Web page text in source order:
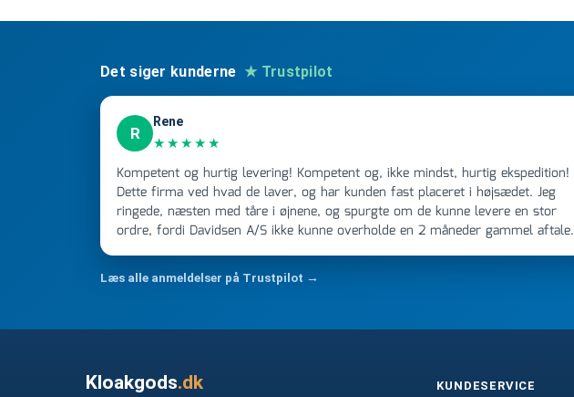
Det siger kunderne ★ Trustpilot
R
Rene
★★★★★
Kompetent og hurtig levering! Kompetent og, ikke mindst, hurtig ekspedition!
Dette firma ved hvad de laver, og har kunden fast placeret i højsædet. Jeg
ringede, næsten med tåre i øjnene, og spurgte om de kunne levere en stor
ordre, fordi Davidsen A/S ikke kunne overholde en 2 måneder gammel aftale.
ikke få armene ned, og næste gang jeg skal bruge noget, vil jeg ringe til dem
FØRST. De varmeste og venligste hilsner fra Rene
Læs alle anmeldelser på Trustpilot →
Kloakgods.dk KUNDESERVICE